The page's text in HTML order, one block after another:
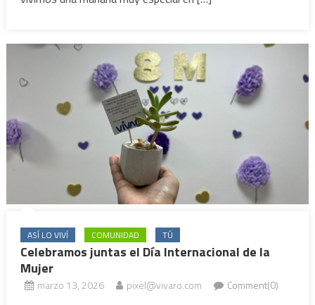
ASÍ LO VIVÍ COMUNIDAD TÚ
Celebramos juntas el Día Internacional de la
Mujer
marzo 13, 2026 pixel@vivaro.com Comment(0)